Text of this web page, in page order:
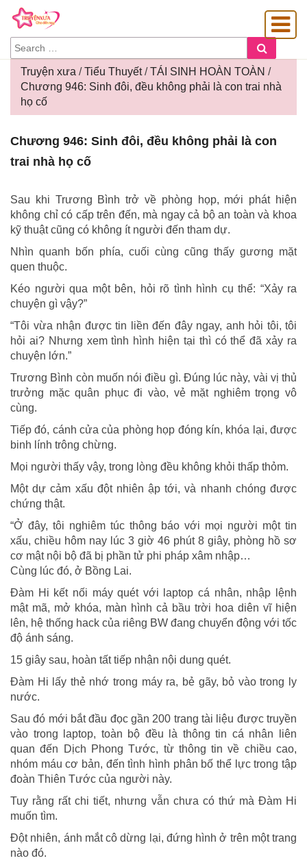
SEARCH
FOR:
GIA
Truyện xưa /Tiểu Thuyết/TÁI SINH HOÀN TOÀN /
Chương 946: Sinh đôi, đều không phải là con trai nhà
họ cố
946:
không
phải
là
con
nhà
Chương 946: Sinh đôi, đều không phải là con
trai nhà họ cố
Sau khi Trương Bình trở về phòng họp, mới phát hiện
không chỉ có cấp trên đến, mà ngay cả bộ an toàn và khoa
kỹ thuật cũng có không ít người đến tham dự.
Nhìn quanh bốn phía, cuối cùng cũng thấy gương mặt
quen thuộc.
Kéo người qua một bên, hỏi rõ tình hình cụ thể: “Xảy ra
chuyện gì vậy?”
“Tôi vừa nhận được tin liền đến đây ngay, anh hỏi tôi, tôi
hỏi ai? Nhưng xem tình hình hiện tại thì có thể đã xảy ra
chuyện lớn.”
Trương Bình còn muốn nói điều gì. Đúng lúc này, vài vị thủ
trưởng mặc quân phục đi vào, vẻ mặt nghiêm trọng vô
cùng.
Tiếp đó, cánh cửa của phòng họp đóng kín, khóa lại, được
binh lính trông chừng.
Mọi người thấy vậy, trong lòng đều không khỏi thấp thỏm.
Một dự cảm xấu đột nhiên ập tới, và nhanh chóng được
chứng thật.
“Ở đây, tôi nghiêm túc thông báo với mọi người một tin
xấu, chiều hôm nay lúc 3 giờ 46 phút 8 giây, phòng hồ sơ
cơ mật nội bộ đã bị phần tử phi pháp xâm nhập…
Cùng lúc đó, ở Bồng Lai.
Đàm Hi kết nối máy quét với laptop cá nhân, nhập lệnh
mật mã, mở khóa, màn hình cả bầu trời hoa diên vĩ hiện
lên, hệ thống hack của riêng BW đang chuyển động với tốc
độ ánh sáng.
15 giây sau, hoàn tất tiếp nhận nội dung quét.
Đàm Hi lấy thẻ nhớ trong máy ra, bẻ gãy, bỏ vào trong ly
nước.
Sau đó mới bắt đầu đọc gần 200 trang tài liệu được truyền
vào trong laptop, toàn bộ đều là thông tin cá nhân liên
quan đến Dịch Phong Tước, từ thông tin về chiều cao,
nhóm máu cơ bản, đến tình hình phân bố thể lực trong tập
đoàn Thiên Tước của người này.
Tuy rằng rất chi tiết, nhưng vẫn chưa có thứ mà Đàm Hi
muốn tìm.
Đột nhiên, ánh mắt cô dừng lại, đứng hình ở trên một trang
nào đó.